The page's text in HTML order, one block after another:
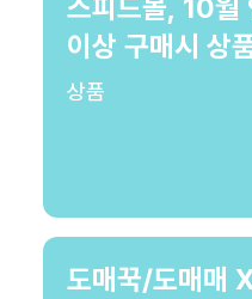
스피드몰, 10월
이상 구매시 상
상품
도매꾹/도매매